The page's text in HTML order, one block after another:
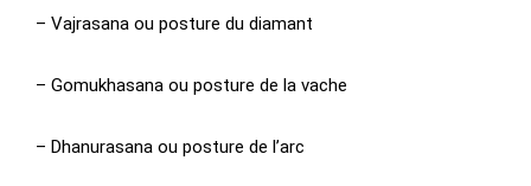
– Vajrasana ou posture du diamant
– Gomukhasana ou posture de la vache
– Dhanurasana ou posture de l’arc